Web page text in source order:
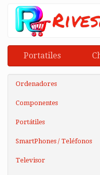
Portatiles
Ordenadores
Componentes
Portátiles
SmartPhones / Teléfonos
Televisor